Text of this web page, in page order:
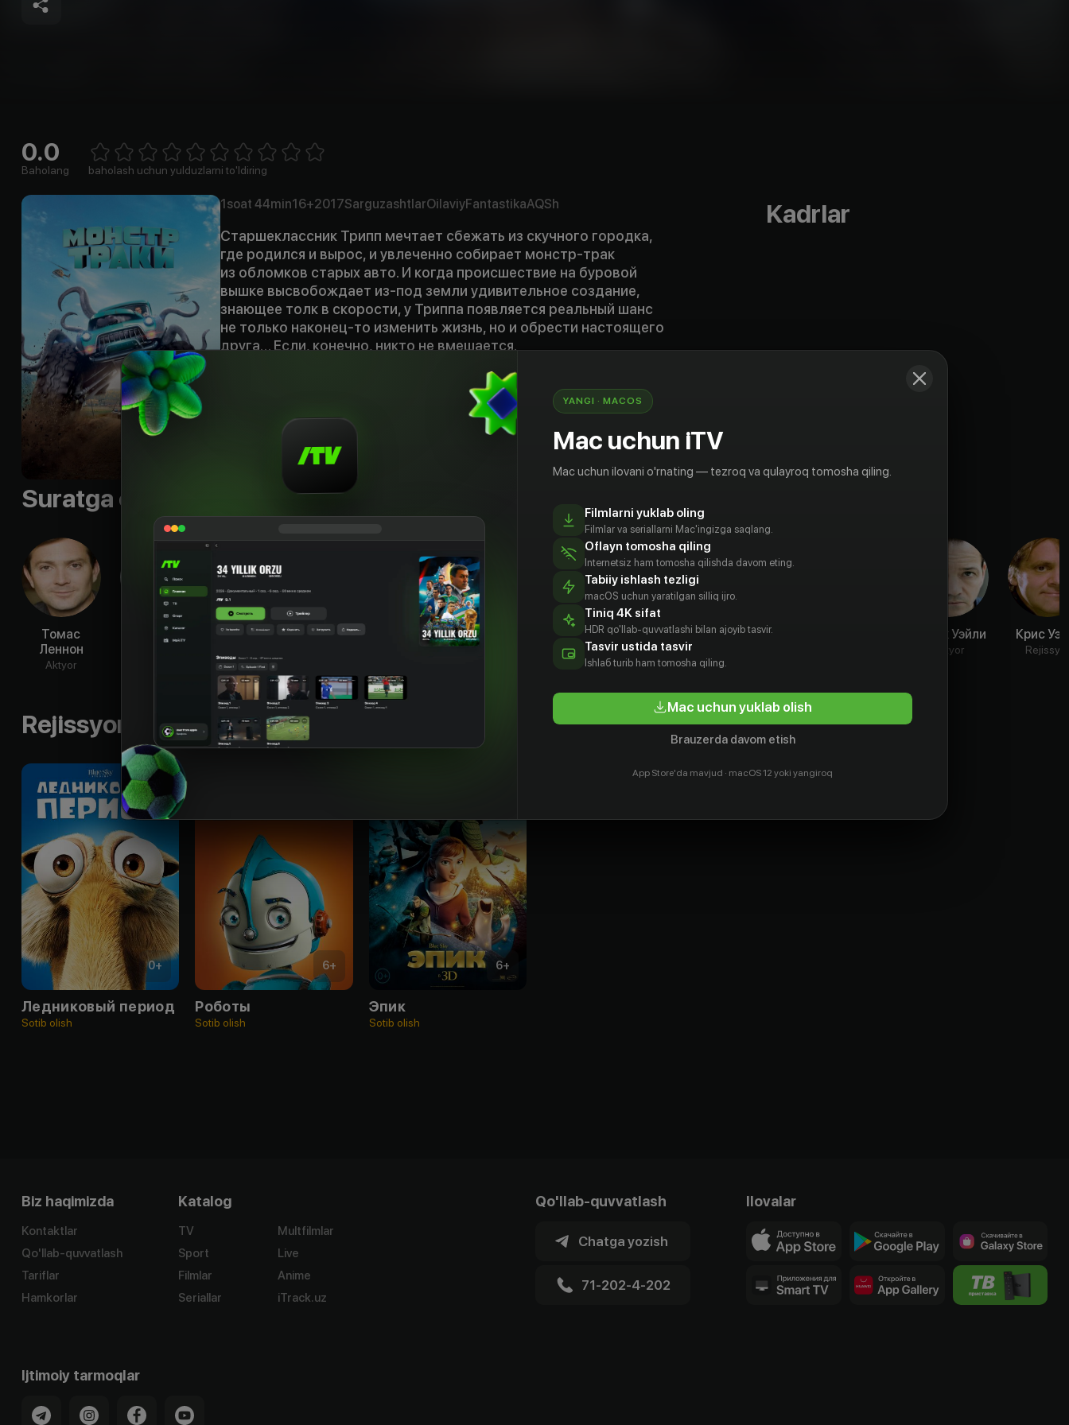
0.0
Baholang 1 Star2 Stars3 Stars4 Stars5 Stars6 Stars7 Stars8 Stars
baholash uchun yulduzlarni to'ldiring
1soat 44min16+2017SarguzashtlarOilaviyFantastikaAQSh
Старшеклассник Трипп мечтает сбежать из скучного городка,
где родился и вырос, и увлеченно собирает монстр-трак
из обломков старых авто. И когда происшествие на буровой
вышке высвобождает из-под земли удивительное создание,
знающее толк в скорости, у Триппа появляется реальный шанс
не только наконец-то изменить жизнь, но и обрести настоящего
друга… Если, конечно, никто не вмешается.
rus
Kadrlar
Suratga olish guruhi
Томас
Леннон
Aktyor
Дэнни
Холт
Aktyor
Эми Райан Роб Лоу
Aktyor
Джейн Леви
Aktyor
Барри
Пеппер
Aktyor
Алийа
Фрэнк Уэйли
Aktyor
Крис
Rejissyor
Rejissyorning boshqa ishlari
0+
Ледниковый период
Sotib olish
6+
Роботы
Sotib olish
6+
Эпик
Sotib olish
Biz haqimizda
Kontaktlar
Qo'llab-quvvatlash
Tariflar
Hamkorlar
Katalog
TV
Sport
Filmlar
Seriallar
Multfilmlar
Live
Anime
iTrack.uz
Qo'llab-quvvatlash
Chatga yozish
71-202-4-202
Ilovalar
Ijtimoiy tarmoqlar
YANGI · MACOS
Mac uchun iTV
Mac uchun ilovani o'rnating — tezroq va qulayroq tomosha qiling.
Filmlarni yuklab oling
Filmlar va seriallarni Mac'ingizga saqlang.
Oflayn tomosha qiling
Internetsiz ham tomosha qilishda davom eting.
Tabiiy ishlash tezligi
macOS uchun yaratilgan silliq ijro.
Tiniq 4K sifat
HDR qo'llab-quvvatlashi bilan ajoyib tasvir.
Tasvir ustida tasvir
Ishlаб turib ham tomosha qiling.
Mac uchun yuklab olish
Brauzerda davom etish
App Store'da mavjud · macOS 12 yoki yangiroq